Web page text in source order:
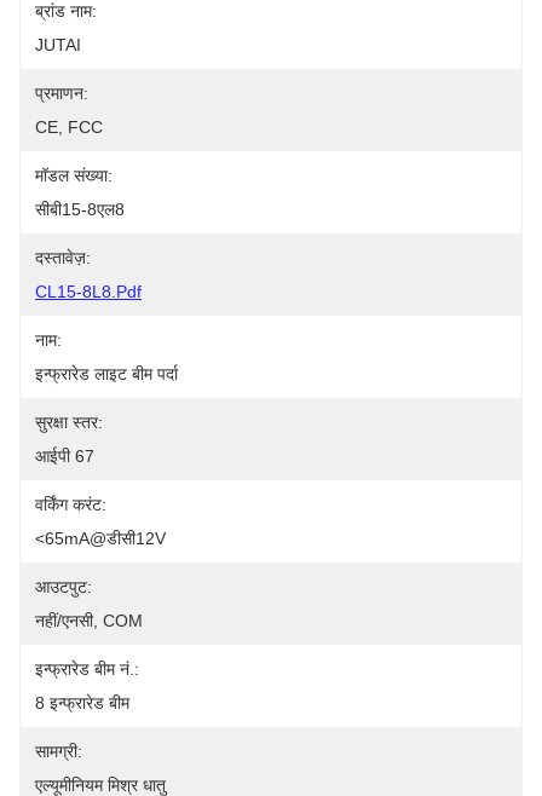
ब्रांड नाम:
JUTAI
प्रमाणन:
CE, FCC
मॉडल संख्या:
सीबी15-8एल8
दस्तावेज़:
CL15-8L8.pdf
नाम:
इन्फ्रारेड लाइट बीम पर्दा
सुरक्षा स्तर:
आईपी 67
वर्किंग करंट:
<65mA@डीसी12V
आउटपुट:
नहीं/एनसी, COM
इन्फ्रारेड बीम नं.:
8 इन्फ्रारेड बीम
सामग्री:
एल्यूमीनियम मिश्र धातु